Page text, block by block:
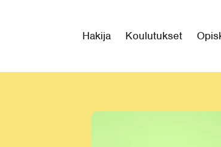
Hakija Koulutukset